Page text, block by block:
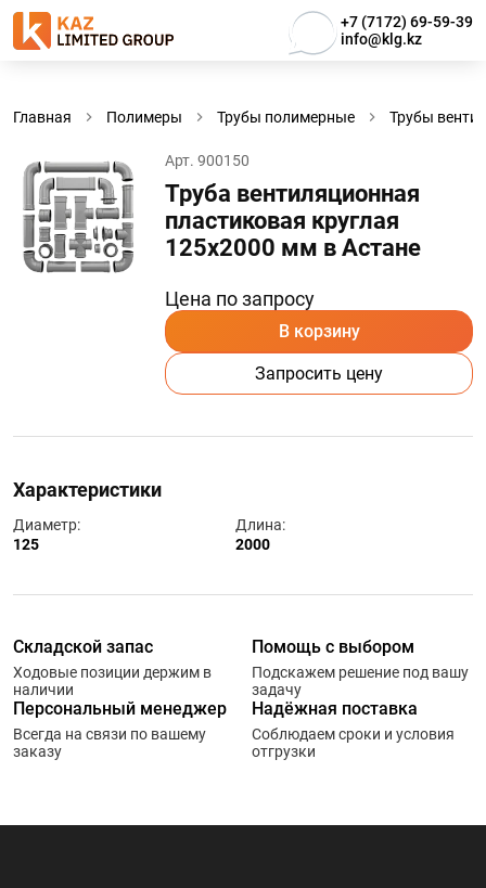
+7 (7172) 69-59-39
info@klg.kz
Главная Полимеры Трубы полимерные Трубы
Арт. 900150
Труба вентиляционная
пластиковая круглая
125х2000 мм в Астанe
Цена по запросу
В корзину
Запросить цену
Характеристики
Диаметр:
125
Длина:
2000
Складской запас
Ходовые позиции держим в
наличии
Помощь с выбором
Подскажем решение под вашу
задачу
Персональный менеджер
Всегда на связи по вашему
заказу
Надёжная поставка
Соблюдаем сроки и условия
отгрузки